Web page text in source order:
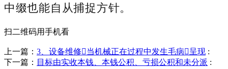
中缀也能自从捕捉方针。
扫二维码用手机看
上一篇： 3、设备维修当机械正在过程中发生毛病呈现 :
下一篇： 目标由实收本钱、本钱公积、亏损公积和未分派 :